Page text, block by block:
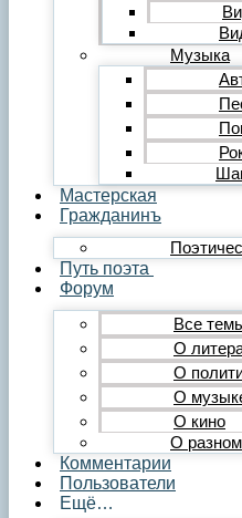
Музыка
Мастерская
Гражданинъ
Путь поэта
Форум
Все
О
О
О
О кино
О разном
Комментарии
Пользователи
Ещё…
Публикации
Лента публикаций
Альманах
Поэзия
Лирика
Лирика
Лирика
Лирика
Лирика
Лирика
Твёрдые
Проза
Рассказ
Повесть
Миниатюра
Сатира и
Сказка
Публицистика
Статья
Обзор
Очерк
Эссе
Интервью
Критика